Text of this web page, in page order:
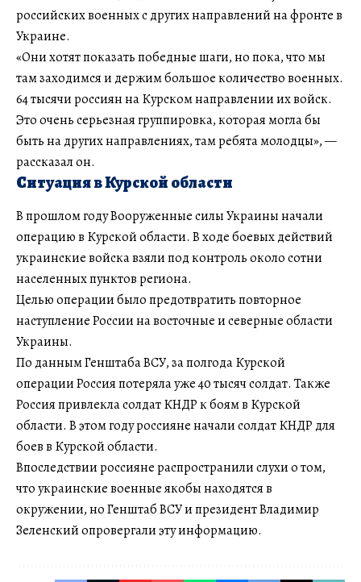
российских военных с других направлений на фронте в
Украине.
«Они хотят показать победные шаги, но пока, что мы
там заходимся и держим большое количество военных.
64 тысячи россиян на Курском направлении их войск.
Это очень серьезная группировка, которая могла бы
быть на других направлениях, там ребята молодцы», —
рассказал он.
Ситуация в Курской области
В прошлом году Вооруженные силы Украины начали
операцию в Курской области. В ходе боевых действий
украинские войска взяли под контроль около сотни
населенных пунктов региона.
Целью операции было предотвратить повторное
наступление России на восточные и северные области
Украины.
По данным Генштаба ВСУ, за полгода Курской
операции Россия потеряла уже 40 тысяч солдат. Также
Россия привлекла солдат КНДР к боям в Курской
области. В этом году россияне начали солдат КНДР для
боев в Курской области.
Впоследствии россияне распространили слухи о том,
что украинские военные якобы находятся в
окружении, но Генштаб ВСУ и президент Владимир
Зеленский опровергали эту информацию.